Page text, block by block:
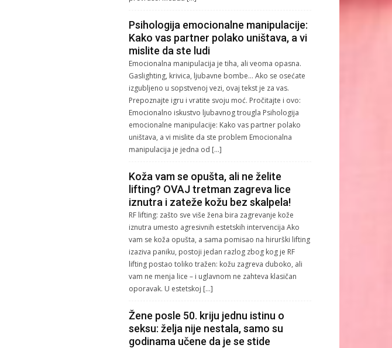
Psihologija emocionalne manipulacije:
Kako vas partner polako uništava, a vi
mislite da ste ludi
Emocionalna manipulacija je tiha, ali veoma opasna.
Gaslighting, krivica, ljubavne bombe… Ako se osećate
izgubljeno u sopstvenoj vezi, ovaj tekst je za vas.
Prepoznajte igru i vratite svoju moć. Pročitajte i ovo:
Emocionalno iskustvo ljubavnog trougla Psihologija
emocionalne manipulacije: Kako vas partner polako
uništava, a vi mislite da ste problem Emocionalna
manipulacija je jedna od […]
Koža vam se opušta, ali ne želite
lifting? OVAJ tretman zagreva lice
iznutra i zateže kožu bez skalpela!
RF lifting: zašto sve više žena bira zagrevanje kože
iznutra umesto agresivnih estetskih intervencija Ako
vam se koža opušta, a sama pomisao na hirurški lifting
izaziva paniku, postoji jedan razlog zbog kog je RF
lifting postao toliko tražen: kožu zagreva duboko, ali
vam ne menja lice – i uglavnom ne zahteva klasičan
oporavak. U estetskoj […]
Žene posle 50. kriju jednu istinu o
seksu: želja nije nestala, samo su
godinama učene da je se stide